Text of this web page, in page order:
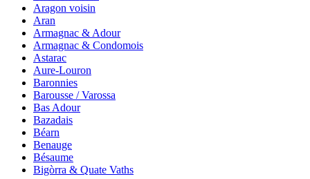
Aragon voisin
Aran
Armagnac & Adour
Armagnac & Condomois
Astarac
Aure-Louron
Baronnies
Barousse / Varossa
Bas Adour
Bazadais
Béarn
Benauge
Bésaume
Bigòrra & Quate Vaths